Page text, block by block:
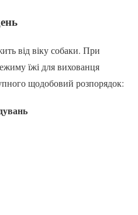
від віку собаки. При
їжі для вихованця
щодобовий розпорядок: